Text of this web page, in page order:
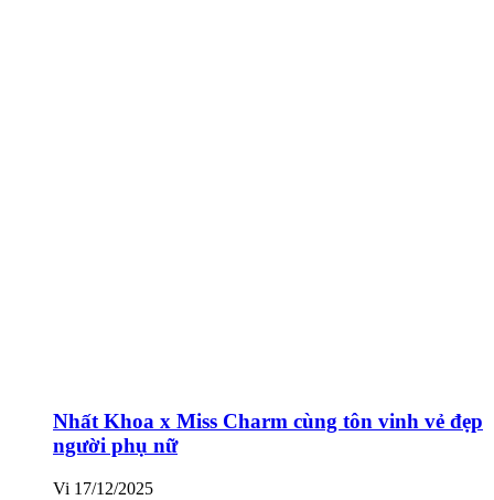
Nhất Khoa x Miss Charm cùng tôn vinh vẻ đẹp
người phụ nữ
Vi 17/12/2025